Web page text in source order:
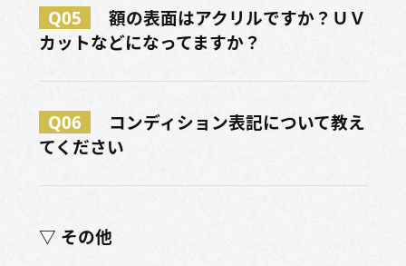
Q05
額の表面はアクリルですか？ＵＶ
カットなどになってますか？
Q06
コンディション表記について教え
てください
▽ その他